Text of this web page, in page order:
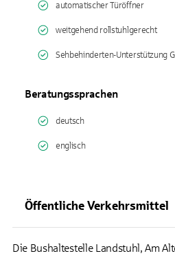
automatischer Türöffner
weitgehend rollstuhlgerecht
Sehbehinderten-Unterstützung
Beratungssprachen
deutsch
englisch
Öffentliche Verkehrsmittel
Die Bushaltestelle Landstuhl, Am